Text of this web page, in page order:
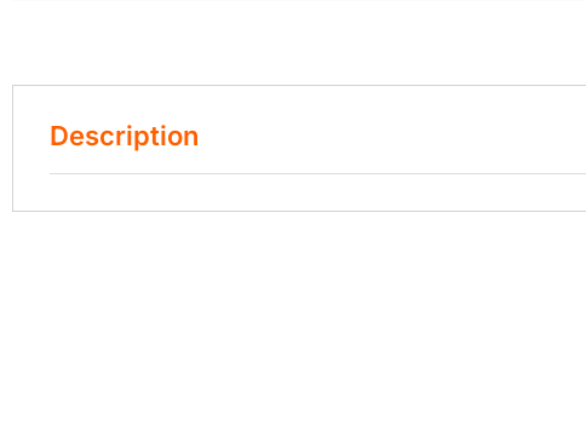
Description